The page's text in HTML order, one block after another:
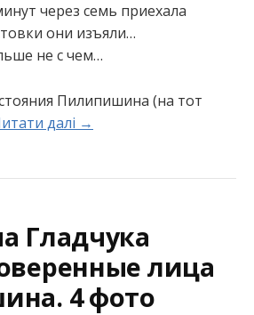
через семь приехала
они изъяли…
не с чем…
Пилипишина (на тот
далі →
Гладчука
лица
4 фото